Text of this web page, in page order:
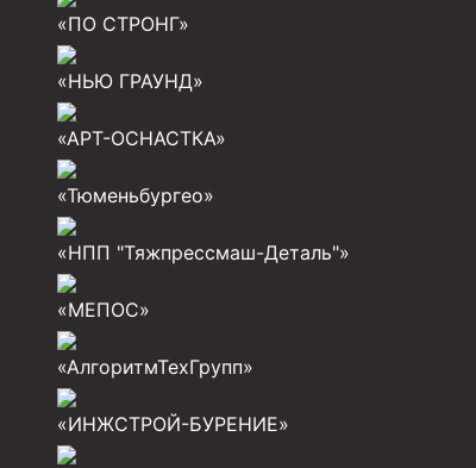
Разъединители резьбовые РР
Переводники
Кольца ограничительные ПЦ и ЦЦ
Муфты ступенчатого цементирования
Пробки цементировочные
Скребки корончатые СК и тросовые СТ
«ПО СТРОНГ»
«НЬЮ ГРАУНД»
«АРТ-ОСНАСТКА»
«Тюменьбургео»
«НПП "Тяжпрессмаш-Деталь"»
«МЕПОС»
«АлгоритмТехГрупп»
«ИНЖСТРОЙ-БУРЕНИЕ»